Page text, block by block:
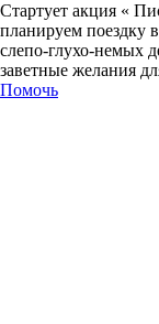
Стартует акция «
планируем
слепо-глухо-немых
заветные желания
Помочь